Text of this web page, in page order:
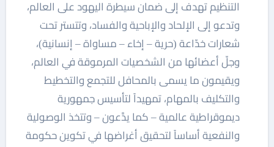
التنظيم تهدف إلى ضمان سيطرة اليهود على العالم،
وتدعو إلى الإلحاد والإباحية والفساد، وتتستر تحت
شعارات خدّاعة (حرية – إخاء – مساواة – إنسانية)،
وجلّ أعضائها من الشخصيات المرموقة في العالم،
ويقيمون ما يسمى بالمحافل للتجمع والتخطيط
والتكليف بالمهام، تمهيداً لتأسيس جمهورية
ديموقراطية عالمية – كما يدَّعون – وتتخذ الوصولية
والنفعية أساساً لتحقيق أغراضها في تكوين حكومة